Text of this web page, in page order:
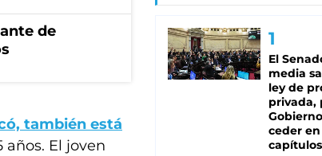
de
también está
años. El joven
El
media
ley de
privada,
ceder
capítulos